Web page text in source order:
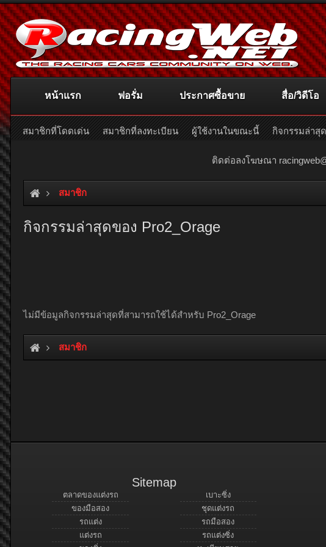
ติดต่อลงโฆษณา
สมาชิก
กิจกรรมล่าสุดของ Pro2_Orage
ไม่มีข้อมูลกิจกรรมล่าสุดที่สามารถใช้ได้สำหรับ Pro2_Orage
สมาชิก
หน้าแรก ฟอรั่ม ประกาศซื้อขาย สื่อ/วิดีโอ
สมาชิกที่โดดเด่น สมาชิกที่ลงทะเบียน ผู้ใช้งานในขณะนี้ กิจกรรมล่าสุด
Sitemap
ตลาดของแต่งรถ
ของมือสอง
รถแต่ง
แต่งรถ
เบาะซิ่ง
ชุดแต่งรถ
รถมือสอง
รถแต่งซิ่ง